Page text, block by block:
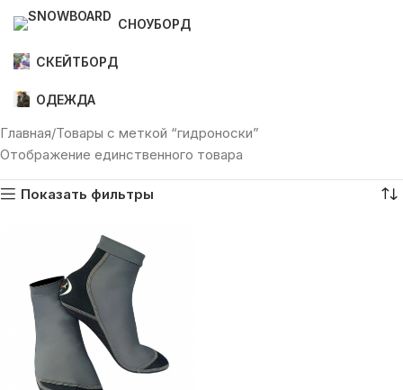
СНОУБОРД
СКЕЙТБОРД
ОДЕЖДА
Главная Товары с меткой “гидроноски”
Отображение единственного товара
Показать фильтры